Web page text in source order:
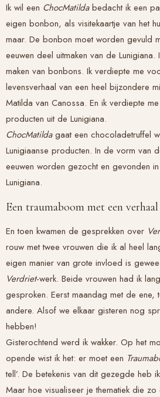
Ik wil een ChocMatildabedacht ik een
eigen bonbon, als visitekaartje van het
maar. De bonbon moet worden gevuld
eeuwen deel uitmaken van de
maken van bonbons. Ik verdiepte me
levensverhaal van een heel bijzondere
Matilda van Canossa. En ik verdiepte
producten uit de Lunigiana.
ChocMatildagaat een chocoladetruffel
Lunigiaanse producten. In de vorm van
eeuwen worden gezocht en gevonden
Lunigiana.
Een traumaboom met een verhaal
En toen kwamen de gesprekken over
rouw met twee vrouwen die ik al heel
eigen manier van grote invloed is
Verdriet-werk. Beide vrouwen had ik
gesproken. Eerst maandag met de ene,
andere. Alsof we elkaar gisteren nog
hebben!
Gisterochtend werd ik wakker. Op het
opende wist ik het: er moet een
tell’. De betekenis van dit gezegde heb
Maar hoe visualiseer je thematiek die